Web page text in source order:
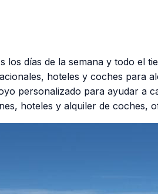
los días de la semana y todo el
hoteles y coches para
personalizado para ayudar a
hoteles y alquiler de coches,